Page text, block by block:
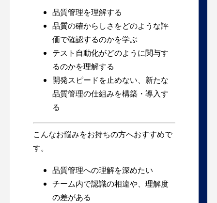
品質管理を理解する
品質の確からしさをどのような評
価で確認するのかを学ぶ
テスト自動化がどのように関与す
るのかを理解する
開発スピードを止めない、新たな
品質管理の仕組みを構築・導入す
る
こんなお悩みをお持ちの方へおすすめで
す。
品質管理への理解を深めたい
チーム内で認識の相違や、理解度
の差がある